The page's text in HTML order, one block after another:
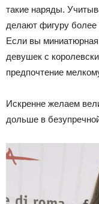
такие наряды.
делают фигуру более
Если вы
девушек с
предпочтение
Искренне желаем
дольше в